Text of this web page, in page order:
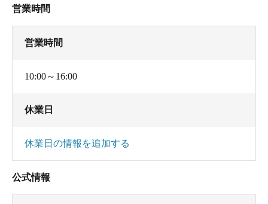
営業時間
営業時間
10:00～16:00
休業日
休業日の情報を追加する
公式情報